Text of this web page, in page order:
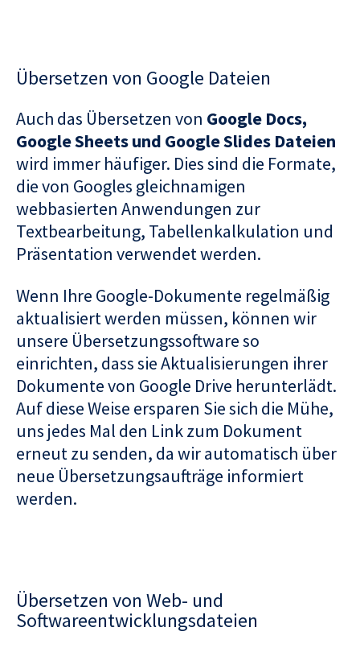
Übersetzen von Google Dateien
Auch das Übersetzen von Google Docs,
Google Sheets und Google Slides Dateien
wird immer häufiger. Dies sind die Formate,
die von Googles gleichnamigen
webbasierten Anwendungen zur
Textbearbeitung, Tabellenkalkulation und
Präsentation verwendet werden.
Wenn Ihre Google-Dokumente regelmäßig
aktualisiert werden müssen, können wir
unsere Übersetzungssoftware so
einrichten, dass sie Aktualisierungen ihrer
Dokumente von Google Drive herunterlädt.
Auf diese Weise ersparen Sie sich die Mühe,
uns jedes Mal den Link zum Dokument
erneut zu senden, da wir automatisch über
neue Übersetzungsaufträge informiert
werden.
Übersetzen von Web- und
Softwareentwicklungsdateien